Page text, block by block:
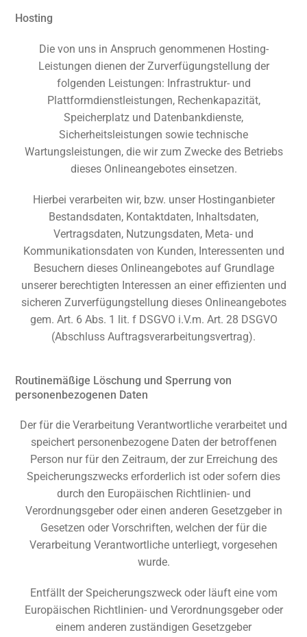
Hosting
Die von uns in Anspruch genommenen Hosting-
Leistungen dienen der Zurverfügungstellung der
folgenden Leistungen: Infrastruktur- und
Plattformdienstleistungen, Rechenkapazität,
Speicherplatz und Datenbankdienste,
Sicherheitsleistungen sowie technische
Wartungsleistungen, die wir zum Zwecke des Betriebs
dieses Onlineangebotes einsetzen.
Hierbei verarbeiten wir, bzw. unser Hostinganbieter
Bestandsdaten, Kontaktdaten, Inhaltsdaten,
Vertragsdaten, Nutzungsdaten, Meta- und
Kommunikationsdaten von Kunden, Interessenten und
Besuchern dieses Onlineangebotes auf Grundlage
unserer berechtigten Interessen an einer effizienten und
sicheren Zurverfügungstellung dieses Onlineangebotes
gem. Art. 6 Abs. 1 lit. f DSGVO i.V.m. Art. 28 DSGVO
(Abschluss Auftragsverarbeitungsvertrag).
Routinemäßige Löschung und Sperrung von
personenbezogenen Daten
Der für die Verarbeitung Verantwortliche verarbeitet und
speichert personenbezogene Daten der betroffenen
Person nur für den Zeitraum, der zur Erreichung des
Speicherungszwecks erforderlich ist oder sofern dies
durch den Europäischen Richtlinien- und
Verordnungsgeber oder einen anderen Gesetzgeber in
Gesetzen oder Vorschriften, welchen der für die
Verarbeitung Verantwortliche unterliegt, vorgesehen
wurde.
Entfällt der Speicherungszweck oder läuft eine vom
Europäischen Richtlinien- und Verordnungsgeber oder
einem anderen zuständigen Gesetzgeber